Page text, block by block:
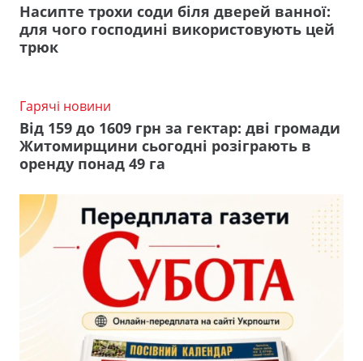
Насипте трохи соди біля дверей ванної:
для чого господині використовують цей
трюк
Гарячі новини
Від 159 до 1609 грн за гектар: дві громади
Житомирщини сьогодні розіграють в
оренду понад 49 га